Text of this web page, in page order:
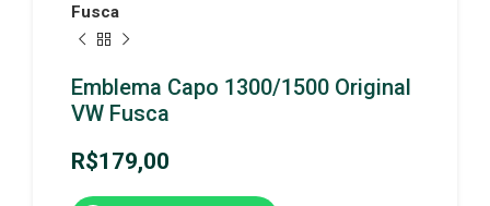
Fusca
Emblema Capo 1300/1500 Original
VW Fusca
R$179,00